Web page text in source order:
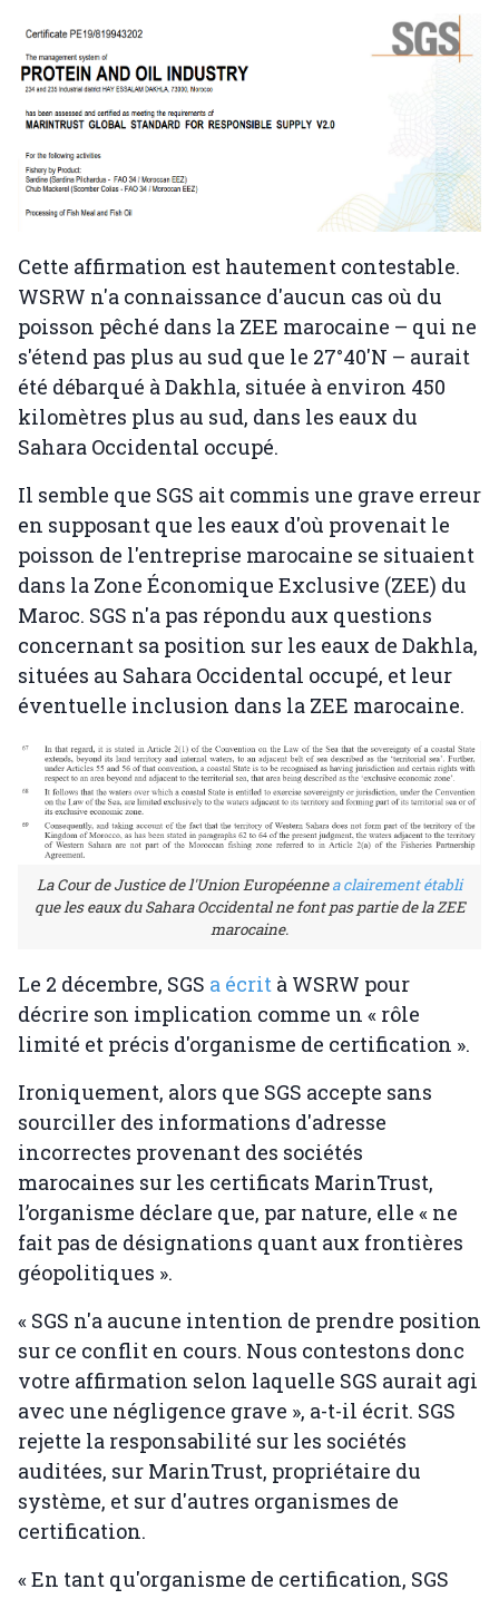
Cette affirmation est hautement contestable.
WSRW n'a connaissance d'aucun cas où du
poisson pêché dans la ZEE marocaine – qui ne
s'étend pas plus au sud que le 27°40′N – aurait
été débarqué à Dakhla, située à environ 450
kilomètres plus au sud, dans les eaux du
Sahara Occidental occupé.
Il semble que SGS ait commis une grave erreur
en supposant que les eaux d'où provenait le
poisson de l'entreprise marocaine se situaient
dans la Zone Économique Exclusive (ZEE) du
Maroc. SGS n'a pas répondu aux questions
concernant sa position sur les eaux de Dakhla,
situées au Sahara Occidental occupé, et leur
éventuelle inclusion dans la ZEE marocaine.
La Cour de Justice de l'Union Européennea clairement établi
que les eaux du Sahara Occidental ne font pas partie de la ZEE
marocaine.
Le 2 décembre, SGS a écrit à WSRW pour
décrire son implication comme un « rôle
limité et précis d'organisme de certification ».
Ironiquement, alors que SGS accepte sans
sourciller des informations d'adresse
incorrectes provenant des sociétés
marocaines sur les certificats MarinTrust,
l’organisme déclare que, par nature, elle « ne
fait pas de désignations quant aux frontières
géopolitiques ».
« SGS n'a aucune intention de prendre position
sur ce conflit en cours. Nous contestons donc
votre affirmation selon laquelle SGS aurait agi
avec une négligence grave », a-t-il écrit. SGS
rejette la responsabilité sur les sociétés
auditées, sur MarinTrust, propriétaire du
système, et sur d'autres organismes de
certification.
« En tant qu'organisme de certification, SGS